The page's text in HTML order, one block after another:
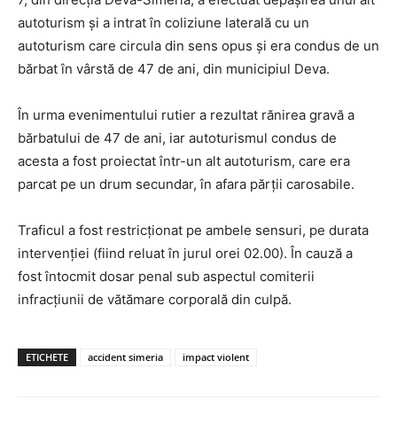
autoturism și a intrat în coliziune laterală cu un
autoturism care circula din sens opus și era condus de un
bărbat în vârstă de 47 de ani, din municipiul Deva.
În urma evenimentului rutier a rezultat rănirea gravă a
bărbatului de 47 de ani, iar autoturismul condus de
acesta a fost proiectat într-un alt autoturism, care era
parcat pe un drum secundar, în afara părții carosabile.
Traficul a fost restricționat pe ambele sensuri, pe durata
intervenției (fiind reluat în jurul orei 02.00). În cauză a
fost întocmit dosar penal sub aspectul comiterii
infracțiunii de vătămare corporală din culpă.
ETICHETE accident simeria impact violent